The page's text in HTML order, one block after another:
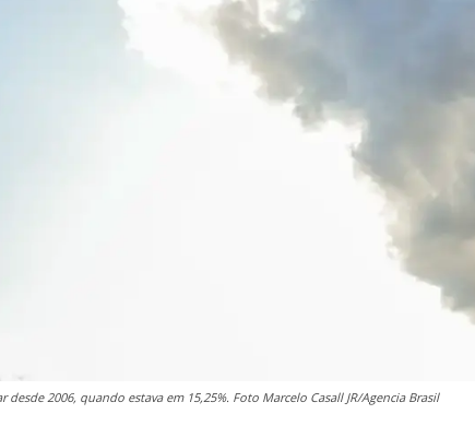
2006, quando estava em 15,25%. Foto Marcelo Casall JR/Agencia Brasil